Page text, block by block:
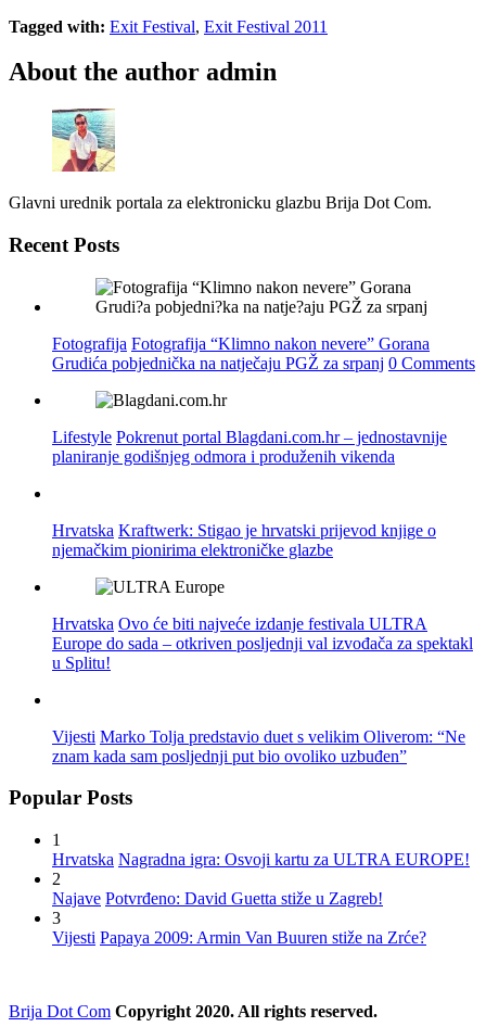
Tagged with: Exit Festival, Exit Festival 2011
About the author admin
Glavni urednik portala za elektronicku glazbu Brija Dot Com.
Recent Posts
Fotografija Fotografija “Klimno nakon nevere” Gorana
Grudića pobjednička na natječaju PGŽ za srpanj 0 Comments
Lifestyle Pokrenut portal Blagdani.com.hr – jednostavnije
planiranje godišnjeg odmora i produženih vikenda
Hrvatska Kraftwerk: Stigao je hrvatski prijevod knjige o
njemačkim pionirima elektroničke glazbe
Hrvatska Ovo će biti najveće izdanje festivala ULTRA
Europe do sada – otkriven posljednji val izvođača za spektakl
u Splitu!
Vijesti Marko Tolja predstavio duet s velikim Oliverom: “Ne
znam kada sam posljednji put bio ovoliko uzbuđen”
Popular Posts
1
Hrvatska Nagradna igra: Osvoji kartu za ULTRA EUROPE!
2
Najave Potvrđeno: David Guetta stiže u Zagreb!
3
Vijesti Papaya 2009: Armin Van Buuren stiže na Zrće?
Brija Dot Com Copyright 2020. All rights reserved.